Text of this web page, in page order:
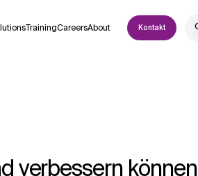
TrainingCareersAbout Kontakt
verbessern können